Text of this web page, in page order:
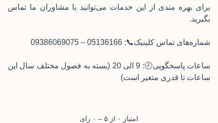
برای بهره مندی از این خدمات می‌توانید با مشاوران ما تماس
بگیرید.
شماره‌های تماس کلینیک📞: 05136166 – 09386069075
ساعات پاسخگویی🕗: 9 الی 20 (بسته به فصول مختلف سال این
ساعات تا قدری متغیر است)
امتیاز ۰ از ۵ – ۰ رای